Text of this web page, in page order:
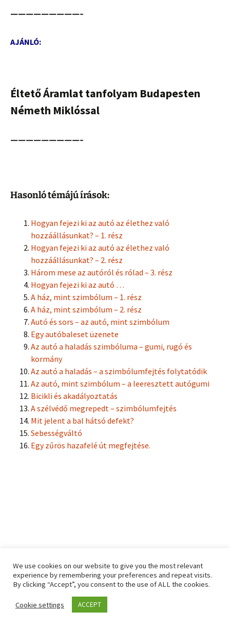
—————————-
AJÁNLÓ:
Éltető Áramlat tanfolyam Budapesten
Németh Miklóssal
—————————-
Hasonló témájú írások:
Hogyan fejezi ki az autó az élethez való
hozzáállásunkat? – 1. rész
Hogyan fejezi ki az autó az élethez való
hozzáállásunkat? – 2. rész
Három mese az autóról és rólad – 3. rész
Hogyan fejezi ki az autó …
A ház, mint szimbólum – 1. rész
A ház, mint szimbólum – 2. rész
Autó és sors – az autó, mint szimbólum
Egy autóbaleset üzenete
Az autó a haladás szimbóluma – gumi, rugó és
kormány
Az autó a haladás – a szimbólumfejtés folytatódik
Az autó, mint szimbólum – a leeresztett autógumi
Bicikli és akadályoztatás
A szélvédő megrepedt – szimbólumfejtés
Mit jelent a bal hátsó defekt?
Sebességváltó
Egy zűrös hazafelé út megfejtése.
kiszolgáltatottság
május 8, 2020 Uncategorized analógia,analógiás
csapdahelyzet,fogyás
test,többletpotenciál,üzlet
We use cookies on our website to give you the most relevant
experience by remembering your preferences and repeat visits.
By clicking “Accept”, you consent to the use of ALL the cookies.
Cookie settings ACCEPT